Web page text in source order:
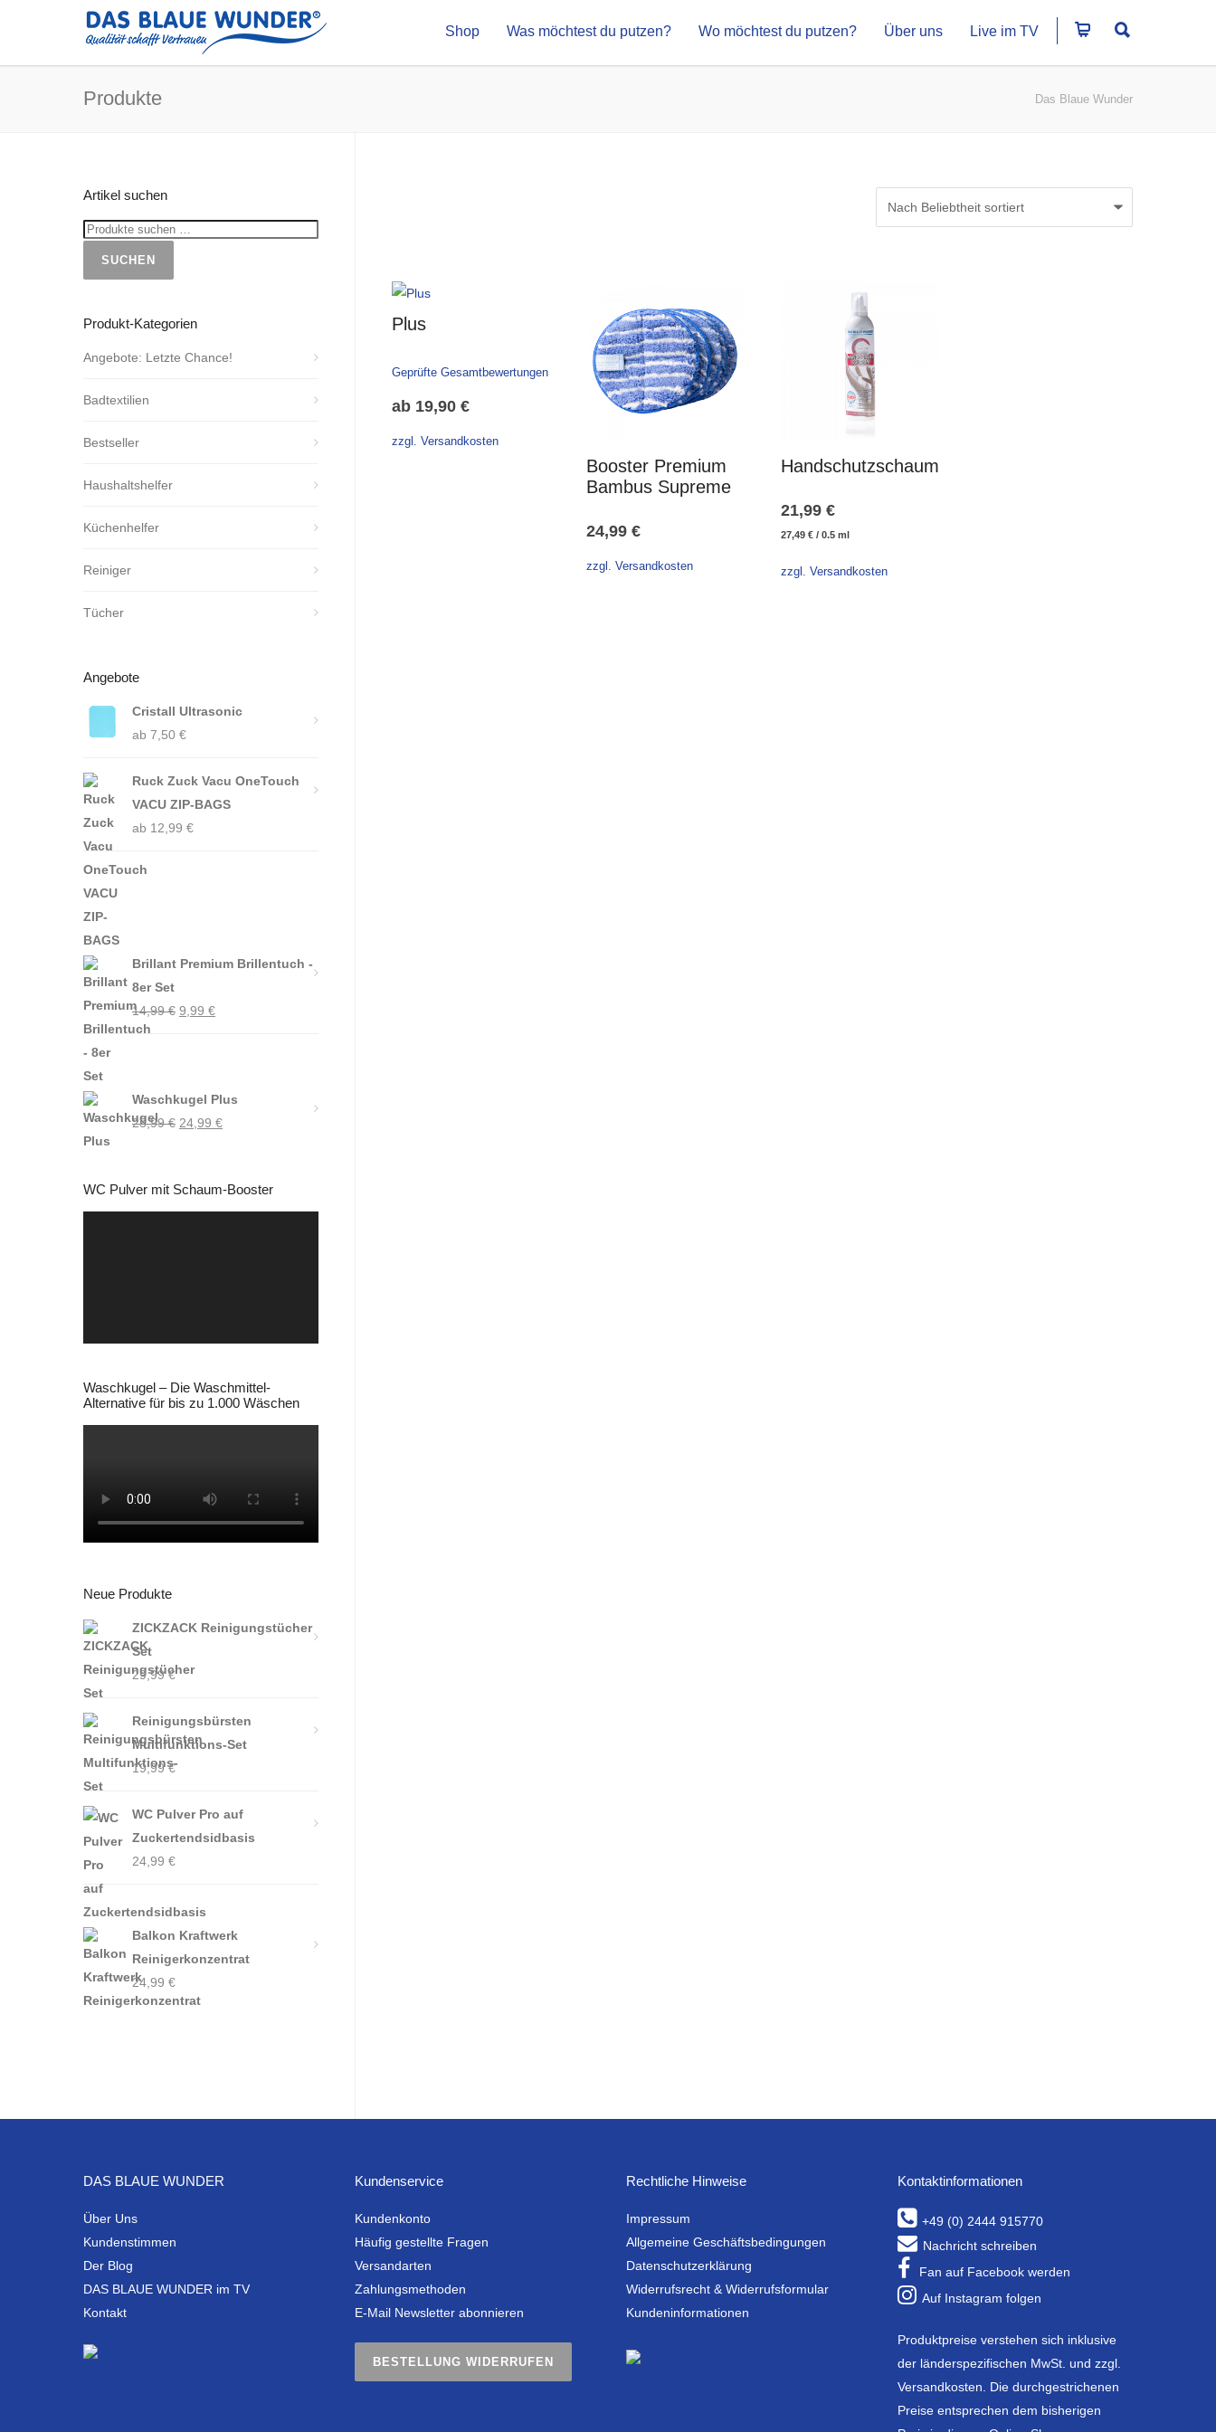
Shop Was möchtest du putzen? Wo möchtest du putzen? Über uns Live im TV
Produkte Das Blaue Wunder
Plus
Geprüfte Gesamtbewertungen
ab 19,90 €
zzgl. Versandkosten
Booster Premium
Bambus Supreme
24,99 €
zzgl. Versandkosten
Handschutzschaum
21,99 €
27,49 €/ 0.5 ml
zzgl. Versandkosten
Artikel suchen
SUCHEN
Produkt-Kategorien
Angebote: Letzte Chance!
Badtextilien
Bestseller
Haushaltshelfer
Küchenhelfer
Reiniger
Tücher
Angebote
Cristall Ultrasonic
ab 7,50 €
Ruck Zuck Vacu OneTouch
VACU ZIP-BAGS
ab 12,99 €
Brillant Premium Brillentuch -
8er Set
14,99€ Ursprünglicher
9,99 €Aktueller
Waschkugel Plus
25,99€ Ursprünglicher
25,99 €
24,99 €Aktueller
24,99 €.
WC Pulver mit Schaum-Booster
Waschkugel – Die Waschmittel-
Alternative für bis zu 1.000 Wäschen
Neue Produkte
ZICKZACK Reinigungstücher
Set
29,99€
Reinigungsbürsten
Multifunktions-Set
19,99€
WC Pulver Pro auf
Zuckertendsidbasis
24,99 €
Balkon Kraftwerk
Reinigerkonzentrat
24,99 €
DAS BLAUE WUNDER
Über Uns
Kundenstimmen
Der Blog
DAS BLAUE WUNDER im TV
Kontakt
Kundenservice
Kundenkonto
Häufig gestellte Fragen
Versandarten
Zahlungsmethoden
E-Mail Newsletter abonnieren
BESTELLUNG WIDERRUFEN
Rechtliche Hinweise
Impressum
Allgemeine Geschäftsbedingungen
Datenschutzerklärung
Widerrufsrecht & Widerrufsformular
Kundeninformationen
Kontaktinformationen
+49 (0) 2444 915770
Nachricht schreiben
Fan auf Facebook werden
Auf Instagram folgen
Produktpreise verstehen sich inklusive
der länderspezifischen MwSt. und zzgl.
Versandkosten. Die durchgestrichenen
Preise entsprechen dem bisherigen